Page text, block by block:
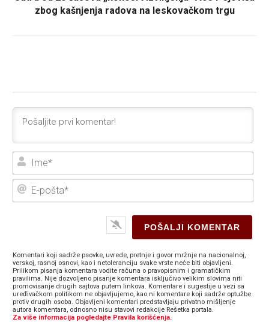
zbog kašnjenja radova na leskovačkom trgu
E-
Komentari koji sadrže psovke, uvrede, pretnje i govor mržnje na nacionalnoj,
verskoj, rasnoj osnovi, kao i netoleranciju svake vrste neće biti objavljeni.
Prilikom pisanja komentara vodite računa o pravopisnim i gramatičkim
pravilima. Nije dozvoljeno pisanje komentara isključivo velikim slovima niti
promovisanje drugih sajtova putem linkova. Komentare i sugestije u vezi sa
uređivačkom politikom ne objavljujemo, kao ni komentare koji sadrže optužbe
protiv drugih osoba. Objavljeni komentari predstavljaju privatno mišljenje
autora komentara, odnosno nisu stavovi redakcije Rešetka portala.
Za više informacija pogledajte Pravila korišćenja.